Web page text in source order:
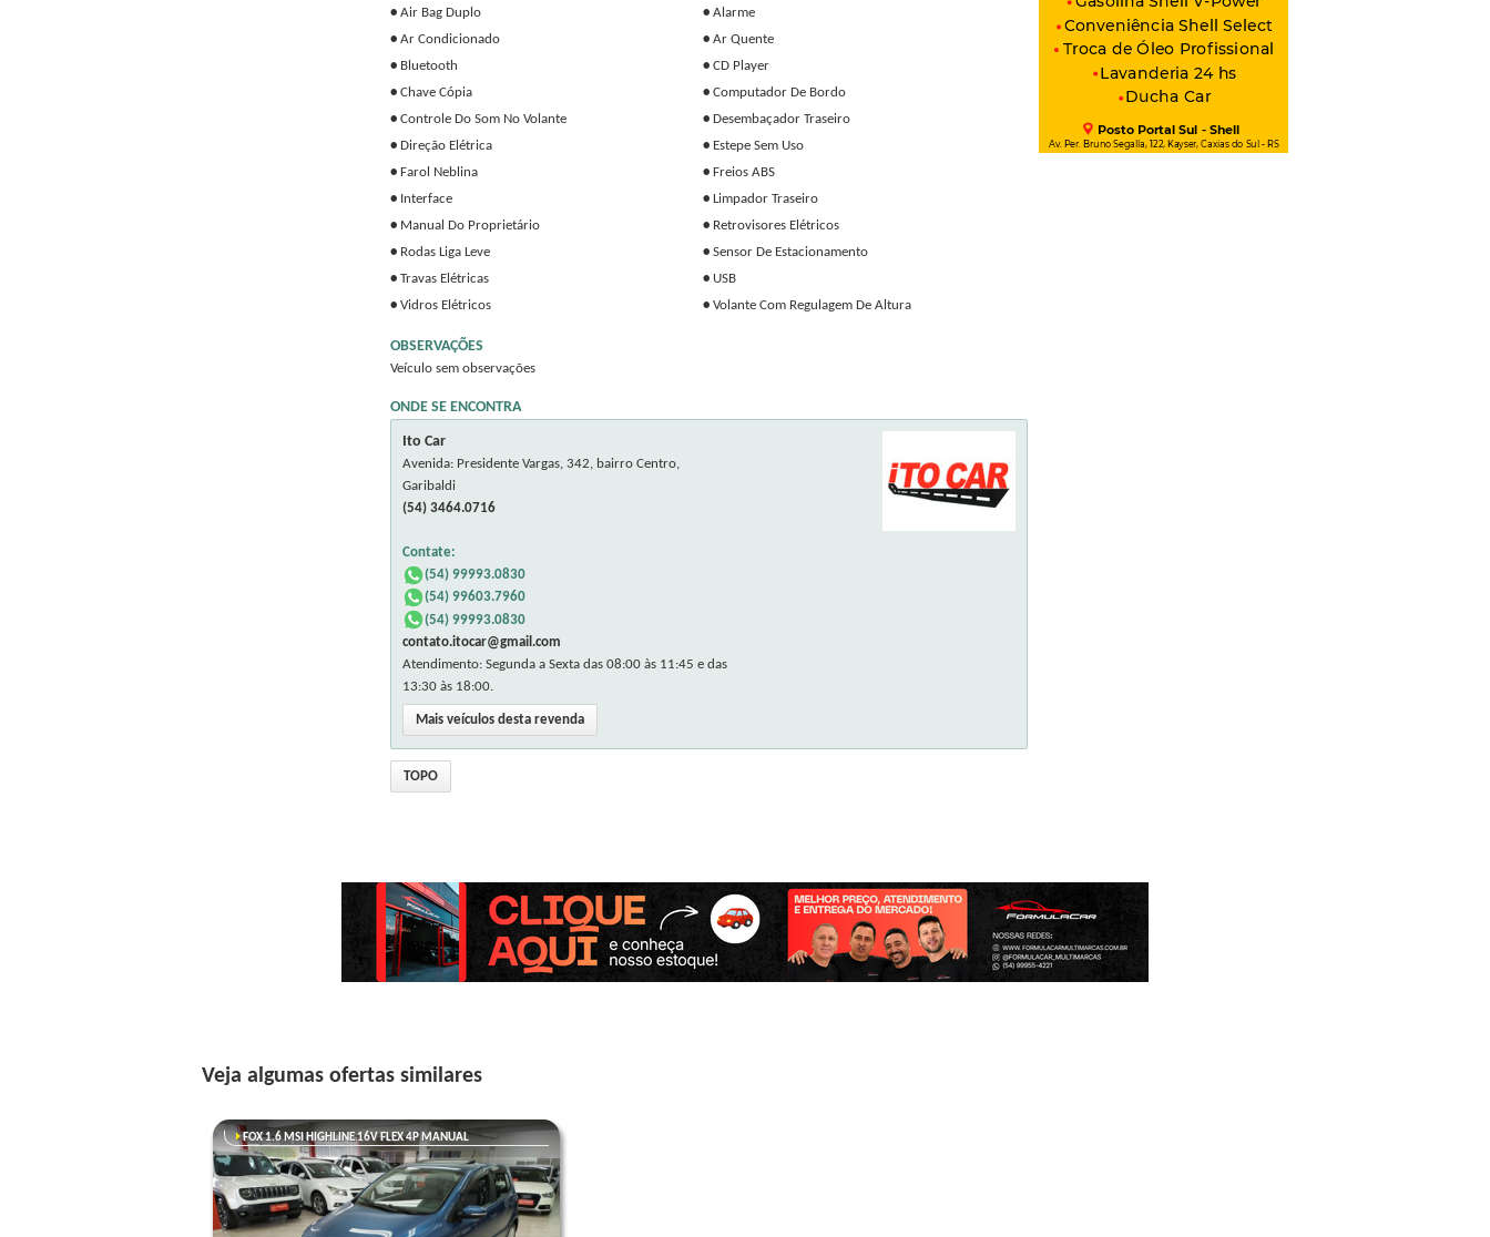
• Air Bag Duplo •Alarme
• Ar Condicionado •Ar Quente
• Bluetooth •CD Player
• Chave Cópia •Computador De Bordo
• Controle Do Som No Volante •Desembaçador Traseiro
• Direção Elétrica •Estepe Sem Uso
• Farol Neblina •Freios ABS
• Interface •Limpador Traseiro
• Manual Do Proprietário •Retrovisores Elétricos
• Rodas Liga Leve •Sensor De Estacionamento
• Travas Elétricas •USB
• Vidros Elétricos •Volante Com Regulagem De Altura
OBSERVAÇÕES
Veículo sem observações
ONDE SE ENCONTRA
Ito Car
Avenida: Presidente Vargas, 342, bairro Centro,
Garibaldi
(54) 3464.0716
Contate:
(54) 99993.0830
(54) 99603.7960
(54) 99993.0830
contato.itocar@gmail.com
Atendimento: Segunda a Sexta das 08:00 às 11:45 e das
13:30 às 18:00.
Mais veículos desta revenda
TOPO
Veja algumas ofertas similares
FOX 1.6 MSI HIGHLINE 16V FLEX 4P MANUAL